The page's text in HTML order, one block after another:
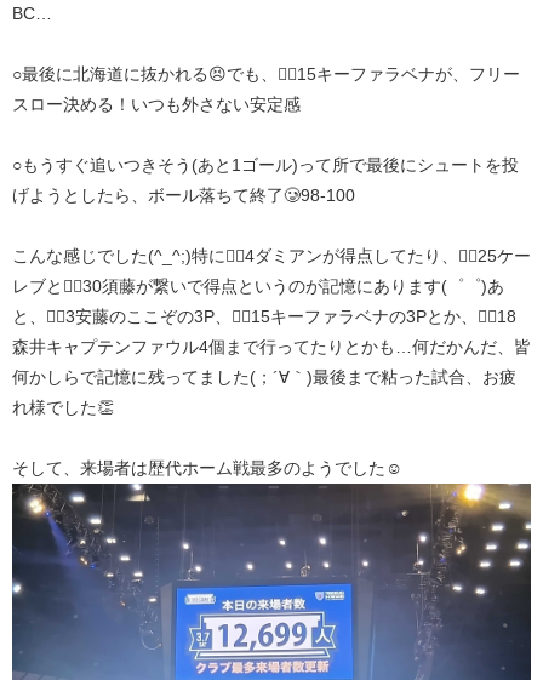
BC…
○最後に北海道に抜かれる😣でも、🏴‍☠️15キーファラベナが、フリー
スロー決める！いつも外さない安定感
○もうすぐ追いつきそう(あと1ゴール)って所で最後にシュートを投
げようとしたら、ボール落ちて終了🥲98-100
こんな感じでした(^_^;)特に🏴‍☠️4ダミアンが得点してたり、🏴‍☠️25ケー
レブと🏴‍☠️30須藤が繋いで得点というのが記憶にあります(゜゜)あ
と、🏴‍☠️3安藤のここぞの3P、🏴‍☠️15キーファラベナの3Pとか、🏴‍☠️18
森井キャプテンファウル4個まで行ってたりとかも…何だかんだ、皆
何かしらで記憶に残ってました(；´∀｀)最後まで粘った試合、お疲
れ様でした👏
そして、来場者は歴代ホーム戦最多のようでした☺